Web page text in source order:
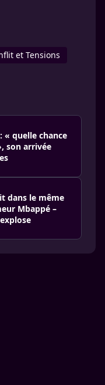
et Tensions
« quelle chance
son arrivée
dans le même
Mbappé –